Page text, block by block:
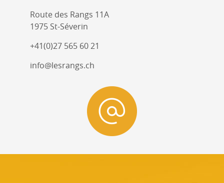
Route des Rangs 11A
1975 St-Séverin
+41(0)27 565 60 21
info@lesrangs.ch